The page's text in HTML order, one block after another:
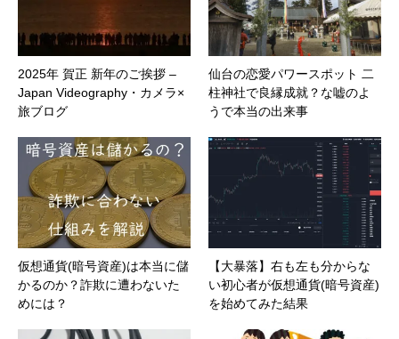
2025年 賀正 新年のご挨拶 –
Japan Videography・カメラ×
旅ブログ
仙台の恋愛パワースポット 二
柱神社で良縁成就？な嘘のよ
うで本当の出来事
仮想通貨(暗号資産)は本当に儲
かるのか？詐欺に遭わないた
めには？
【大暴落】右も左も分からな
い初心者が仮想通貨(暗号資産)
を始めてみた結果